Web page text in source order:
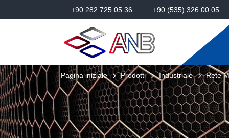
+90 282 725 05 36 +90 (535) 326 00 05
Pagina iniziale Prodotti Industriale Rete